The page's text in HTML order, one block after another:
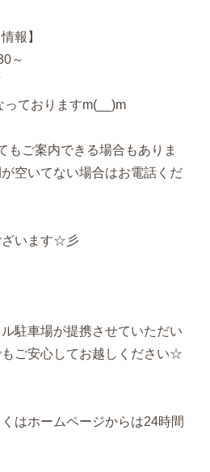
報】
～
ておりますm(__)m
もご案内できる場合もありま
空いてない場合はお電話くだ
ざいます☆彡
駐車場が提携させていただい
ご安心してお越しください☆
はホームページからは24時間